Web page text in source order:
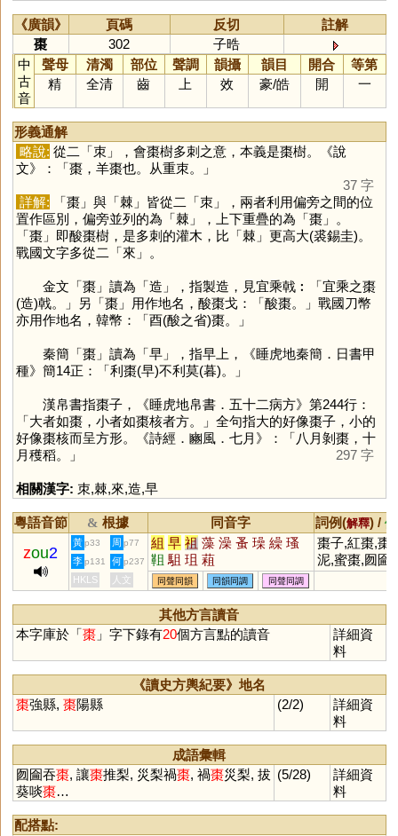
《廣韻》 頁碼 反切
註解
棗
302
子晧
中
古
音
聲母 清濁 部位 聲調 韻攝 韻目 開合
等第
精
全清 齒 上 效 豪/皓 開 一
形義通解
略說: 從二「朿 」，會棗樹多刺之意，本義是棗樹。《說
文》：「棗，羊棗也。从重朿。」
37 字
詳解: 「棗」與「棘」皆從二「朿 」，兩者利用偏旁之間的位
置作區別，偏旁並列的為「棘」，上下重疊的為「棗」。
「棗」即酸棗樹，是多刺的灌木，比「棘」更高大(裘錫圭)。
戰國文字多從二「來 」。
金文「棗」讀為「造 」，指製造，見宜乘戟︰「宜乘之棗
(造)戟。」另「棗」用作地名，酸棗戈：「酸棗。」戰國刀幣
亦用作地名，韓幣：「酉(酸之省)棗。」
秦簡「棗」讀為「早」，指早上，《睡虎地秦簡．日書甲
種》簡14正：「利棗(早)不利莫(暮)。」
漢帛書指棗子，《睡虎地帛書．五十二病方》第244行：
「大者如棗，小者如棗核者方。」全句指大的好像棗子，小的
好像棗核而呈方形。《詩經．豳風．七月》：「八月剝棗，十
月穫稻。」
297 字
相關漢字: 朿,棘,來,造,早
粵語音節 & 根據 同音字 詞例(解釋) /
zou2
黃 p33 周 p77 組 早 祖 藻 澡 蚤 璪 繰 瑵
靻 駔 珇 蒩
棗子,紅棗,棗
泥,蜜棗,囫圇
棗,災梨禍棗
刻書籍)
李 p131 何 p237
HKLS 人文 同聲同韻 同韻同調 同聲同調
其他方言讀音
本字庫於「棗」字下錄有20個方言點的讀音
詳細資
料
《讀史方輿紀要》地名
棗強縣, 棗陽縣 (2/2)
詳細資
料
成語彙輯
囫圇吞棗, 讓棗推梨, 災梨禍棗, 禍棗災梨, 拔
葵啖棗…
(5/28)
詳細資
料
配搭點: